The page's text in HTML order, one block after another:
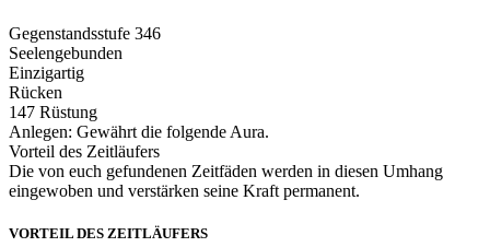
Gegenstandsstufe 346
Seelengebunden
Einzigartig
Rücken
147 Rüstung
Anlegen: Gewährt die folgende Aura.
Vorteil des Zeitläufers
Die von euch gefundenen Zeitfäden werden in diesen Umhang
eingewoben und verstärken seine Kraft permanent.
VORTEIL DES ZEITLÄUFERS